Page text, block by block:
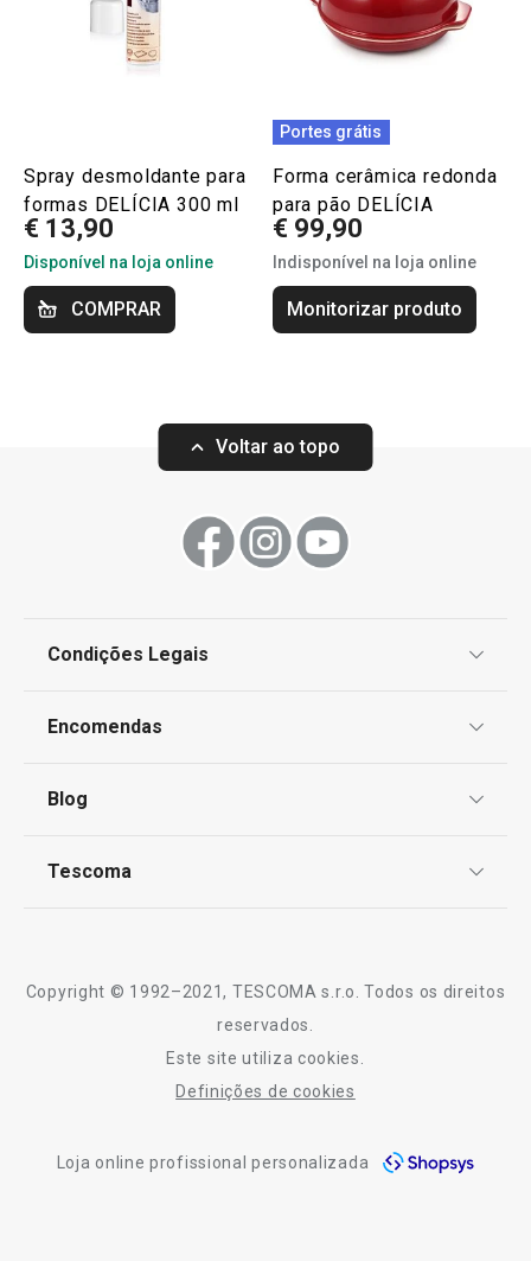
Spray desmoldante para
formas DELÍCIA 300 ml
€ 13,90
Disponível na loja online
COMPRAR
Portes grátis
Forma cerâmica redonda
para pão DELÍCIA
€ 99,90
Indisponível na loja online
Monitorizar produto
Voltar ao topo
Condições Legais
Livro de Reclamações
Encomendas
Perguntas Frequentes
Blog
Tescoma
Copyright © 1992–2021, TESCOMA s.r.o. Todos os direitos
reservados.
Este site utiliza cookies.
Definições de cookies
Loja online profissional personalizada